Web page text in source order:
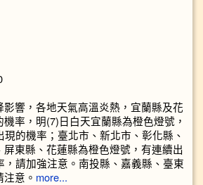
影響，各地天氣高溫炎熱，宜蘭縣及花
率，明(7)日白天宜蘭縣為橙色燈號，
的機率；臺北市、新北市、彰化縣、
東縣、花蓮縣為橙色燈號，有連續出
，請加強注意。南投縣、嘉義縣、臺東
意。 more...